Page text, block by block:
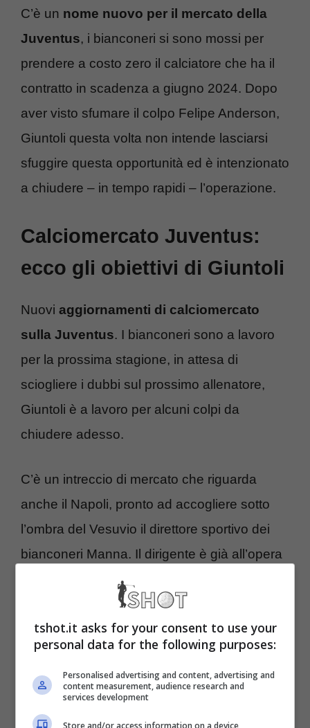
C’è un nome nuovo per il mercato della
Juventus, i bianconeri si sono mossi per
prendere a costo zero il calciatore che ha il
contratto in scadenza a giugno 2024. Dopo
aver visto sfumare il colpo Felipe Anderson,
Giuntoli questa volta non intende lasciarsi
sfuggire questa opportunità ed è intenzionato
a chiudere – in tempo rapidi – l’operazione.
Calciomercato Juventus:
ecco gli obiettivi di Giuntoli
Nuovi aggiornamenti di calciomercato
sulla Juventus. I bianconeri sono a lavoro
per la prossima stagione, in attesa di
sciogliere i dubbi sul prossimo allenatore,
Giuntoli è a lavoro per alcuni colpi da
chiudere adesso.
C’è un intreccio di mercato che riguarda
anche il Napoli, pronto ad accogliere sotto
l’ombra del Vesuvio il direttore sportivo dei
bianconeri Manna. Il dirigente è già all’opera
per la prossima sessione estiva 2024 ed ha
nel mirino una serie di calciatori che
interessano anche alla Juventus.
A fare il punto della situazione, su questa
delicata questione, è l’edizione odierna de Il
Mattino, che ha svelato un nome nuovo per il
tshot.it asks for your consent to use your
personal data for the following purposes:
Personalised advertising and content, advertising and
content measurement, audience research and
services development
Store and/or access information on a device